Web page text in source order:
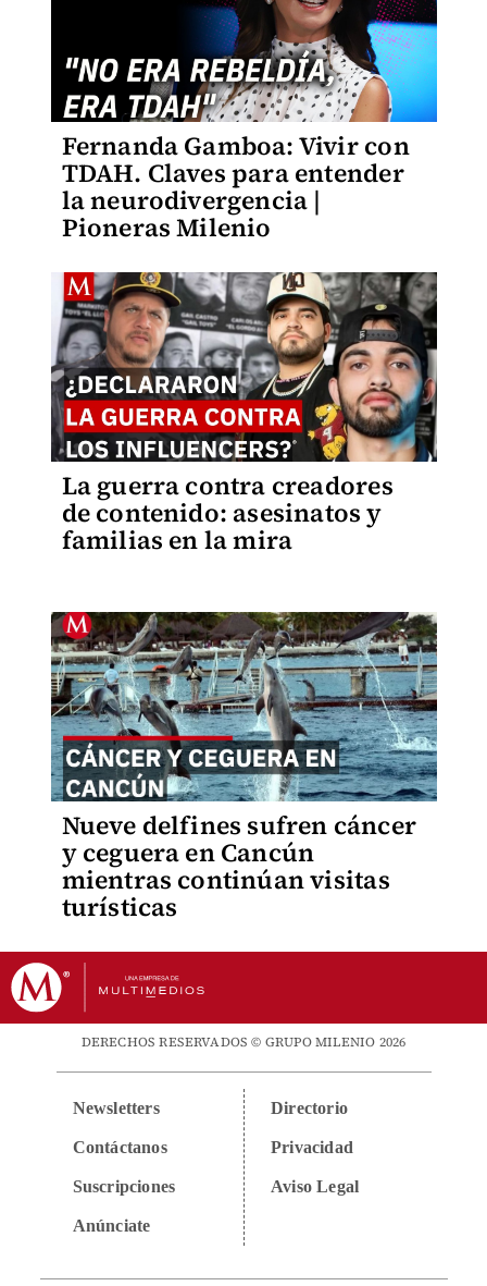
Fernanda Gamboa: Vivir con
TDAH. Claves para entender
la neurodivergencia |
Pioneras Milenio
La guerra contra creadores
de contenido: asesinatos y
familias en la mira
Nueve delfines sufren cáncer
y ceguera en Cancún
mientras continúan visitas
turísticas
DERECHOS RESERVADOS © GRUPO MILENIO 2026
Newsletters
Contáctanos
Suscripciones
Anúnciate
Directorio
Privacidad
Aviso Legal